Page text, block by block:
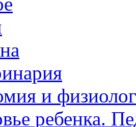
и
ребенка.